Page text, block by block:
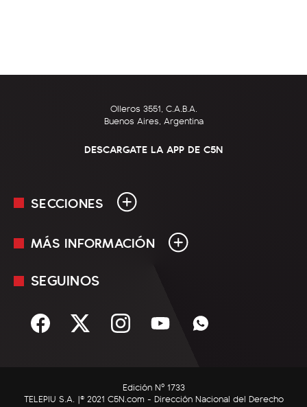
Olleros 3551, C.A.B.A.
Buenos Aires, Argentina
DESCARGATE LA APP DE C5N
SECCIONES
En Vivo
Sociedad
C5N Autos
MÁS INFORMACIÓN
Mediakit
Términos y condiciones
SEGUINOS
Edición Nº 1733
TELEPIU S.A. |© 2021 C5N.com - Dirección Nacional del Derecho